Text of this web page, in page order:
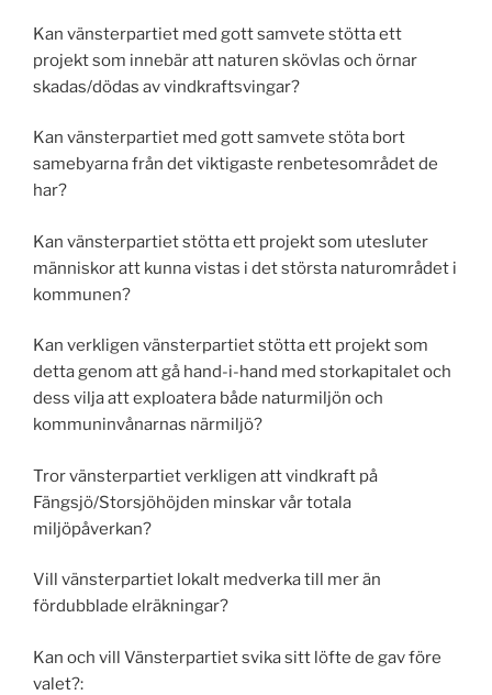
Kan vänsterpartiet med gott samvete stötta ett
projekt som innebär att naturen skövlas och örnar
skadas/dödas av vindkraftsvingar?
Kan vänsterpartiet med gott samvete stöta bort
samebyarna från det viktigaste renbetesområdet de
har?
Kan vänsterpartiet stötta ett projekt som utesluter
människor att kunna vistas i det största naturområdet i
kommunen?
Kan verkligen vänsterpartiet stötta ett projekt som
detta genom att gå hand-i-hand med storkapitalet och
dess vilja att exploatera både naturmiljön och
kommuninvånarnas närmiljö?
Tror vänsterpartiet verkligen att vindkraft på
Fängsjö/Storsjöhöjden minskar vår totala
miljöpåverkan?
Vill vänsterpartiet lokalt medverka till mer än
fördubblade elräkningar?
Kan och vill Vänsterpartiet svika sitt löfte de gav före
valet?: